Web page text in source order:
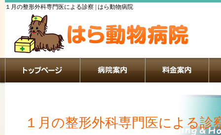
１月の整形外科専門医による診察 | はら動物病院
１月の整形外科専門医による診